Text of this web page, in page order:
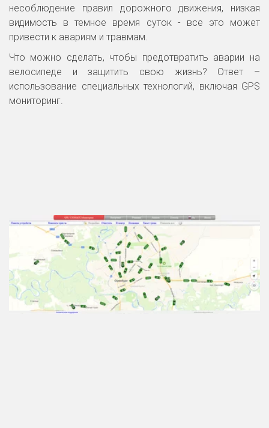
несоблюдение правил дорожного движения, низкая
видимость в темное время суток - все это может
привести к авариям и травмам.
Что можно сделать, чтобы предотвратить аварии на
велосипеде и защитить свою жизнь? Ответ –
использование специальных технологий, включая GPS
мониторинг.